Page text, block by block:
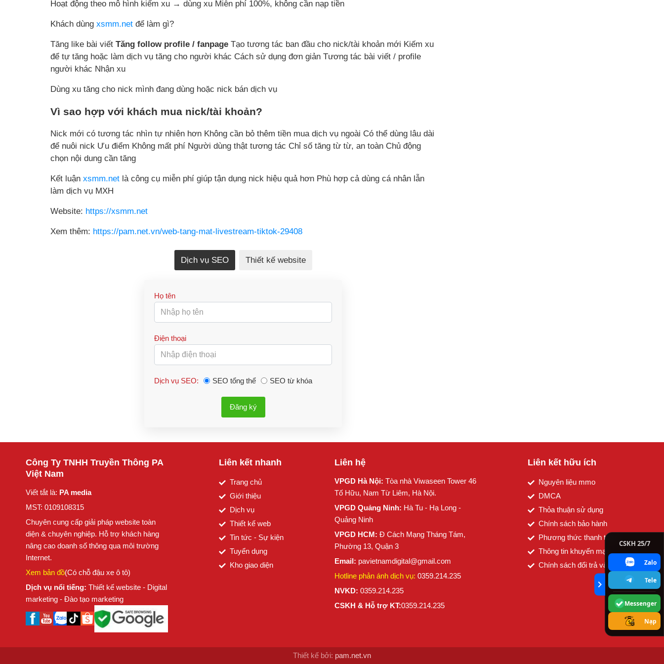
expand_more
CSKH 25/7
Zalo
Tele
Messenger
Nạp
Hoạt động theo mô hình kiếm xu → dùng xu Miễn phí 100%, không cần nạp tiền
Khách dùng xsmm.net để làm gì?
Tăng like bài viết Tăng follow profile / fanpage Tạo tương tác ban đầu cho nick/tài khoản mới Kiếm xu
để tự tăng hoặc làm dịch vụ tăng cho người khác Cách sử dụng đơn giản Tương tác bài viết / profile
người khác Nhận xu
Dùng xu tăng cho nick mình đang dùng hoặc nick bán dịch vụ
Vì sao hợp với khách mua nick/tài khoản?
Nick mới có tương tác nhìn tự nhiên hơn Không cần bỏ thêm tiền mua dịch vụ ngoài Có thể dùng lâu dài
để nuôi nick Ưu điểm Không mất phí Người dùng thật tương tác Chỉ số tăng từ từ, an toàn Chủ động
chọn nội dung cần tăng
Kết luận xsmm.net là công cụ miễn phí giúp tận dụng nick hiệu quả hơn Phù hợp cả dùng cá nhân lẫn
làm dịch vụ MXH
Website: https://xsmm.net
Xem thêm: https://pam.net.vn/web-tang-mat-livestream-tiktok-29408
Dịch vụ SEO Thiết kế website
Họ tên
Điện thoại
Dịch vụ SEO: SEO tổng thể SEO từ khóa
Đăng ký
Công Ty TNHH Truyền Thông PA
Việt Nam
Viết tắt là: PA media
MST: 0109108315
Chuyên cung cấp giải pháp website toàn
diện & chuyên nghiệp. Hỗ trợ khách hàng
nâng cao doanh số thông qua môi trường
Internet.
Xem bản đồ(Có chỗ đậu xe ô tô)
Dịch vụ nổi tiếng: Thiết kế website - Digital
marketing - Đào tạo marketing
Liên kết nhanh
Trang chủ
Giới thiệu
Dịch vụ
Thiết kế web
Tin tức - Sự kiện
Tuyển dụng
Kho giao diện
Liên hệ
VPGD Hà Nội:Tòa nhà Viwaseen Tower 46
Tố Hữu, Nam Từ Liêm, Hà Nội.
VPGD Quảng Ninh: Hà Tu - Hạ Long -
Quảng Ninh
VPGD HCM:Đ Cách Mạng Tháng Tám,
Phường 13, Quận 3
Email: pavietnamdigital@gmail.com
Hotline phản ánh dịch vụ:0359.214.235
NVKD:0359.214.235
CSKH & Hỗ trợ KT:0359.214.235
Liên kết hữu ích
Nguyên liệu mmo
DMCA
Thỏa thuận sử dụng
Chính sách bảo hành
Phương thức thanh toán
Thông tin khuyến mại
Chính sách đổi trả và hoàn tiền
Thiết kế bởi: pam.net.vn